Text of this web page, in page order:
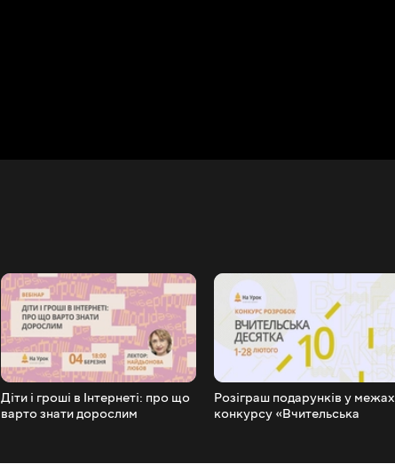
Діти і гроші в Інтернеті: про що
варто знати дорослим
Розіграш подарунків у межах
конкурсу «Вчительська